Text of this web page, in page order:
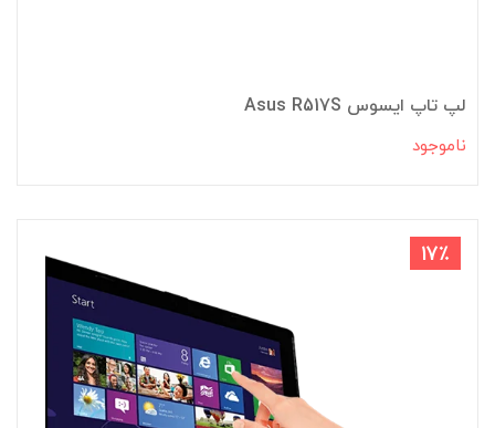
لپ تاپ ایسوس Asus R517S
ناموجود
17٪